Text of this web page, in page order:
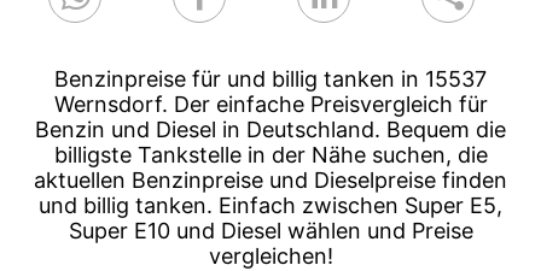
Benzinpreise für und billig tanken in 15537
Wernsdorf. Der einfache Preisvergleich für
Benzin und Diesel in Deutschland. Bequem die
billigste Tankstelle in der Nähe suchen, die
aktuellen Benzinpreise und Dieselpreise finden
und billig tanken. Einfach zwischen Super E5,
Super E10 und Diesel wählen und Preise
vergleichen!